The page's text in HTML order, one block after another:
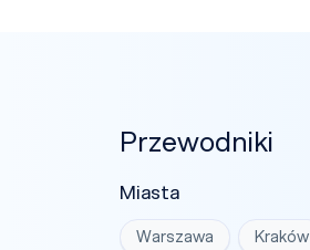
Przewodniki
Miasta
Warszawa Kraków